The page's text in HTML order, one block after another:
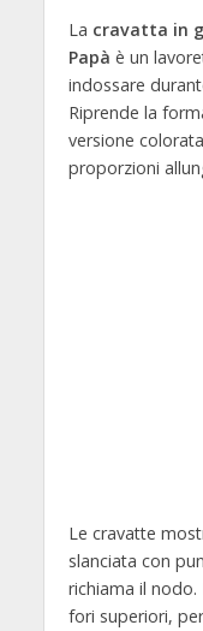
La cravatta in
Papà è un
indossare
Riprende la
versione
proporzioni
Le cravatte
slanciata con
richiama il nodo.
fori superiori,